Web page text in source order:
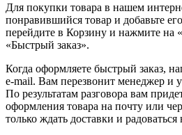
Для покупки товара в нашем
понравившийся товар и добавьте
перейдите в Корзину и нажмите на
«Быстрый заказ».
Когда оформляете быстрый заказ,
e-mail. Вам перезвонит менеджер и
По результатам разговора вам
оформления товара на почту или
только ждать доставки и